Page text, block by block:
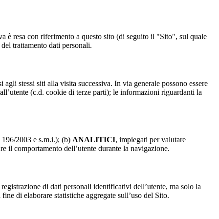
è resa con riferimento a questo sito (di seguito il "Sito", sul quale
trattamento dati personali.
stessi siti alla visita successiva. In via generale possono essere
(c.d. cookie di terze parti); le informazioni riguardanti la
2003 e s.m.i.); (b) ANALITICI, impiegati per valutare
il comportamento dell’utente durante la navigazione.
di dati personali identificativi dell’utente, ma solo la
di elaborare statistiche aggregate sull’uso del Sito.